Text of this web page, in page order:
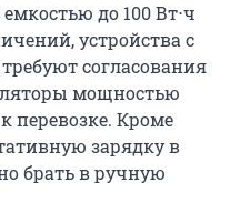
до 100 Вт⋅ч
устройства с
требуют согласования
мощностью
перевозке. Кроме
зарядку в
брать в ручную